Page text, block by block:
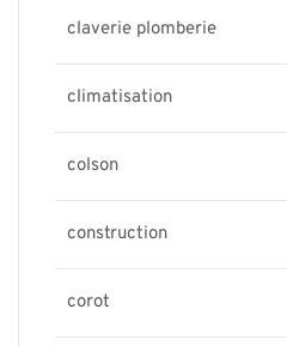
claverie plomberie
climatisation
colson
construction
corot